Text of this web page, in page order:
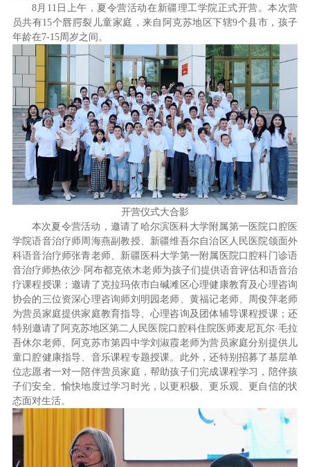
8月11日上午，夏令营活动在新疆理工学院正式开营。本次营
员共有15个唇腭裂儿童家庭，来自阿克苏地区下辖9个县市，孩子
年龄在7-15周岁之间。
开营仪式大合影
本次夏令营活动，邀请了哈尔滨医科大学附属第一医院口腔医
学院语音治疗师周海燕副教授、新疆维吾尔自治区人民医院颌面外
科语音治疗师张青老师、新疆医科大学第一附属医院口腔科门诊语
音治疗师热依沙·阿布都克依木老师为孩子们提供语音评估和语音治
疗课程授课；邀请了克拉玛依市白碱滩区心理健康教育及心理咨询
协会的三位资深心理咨询师刘明园老师、黄福记老师、周俊萍老师
为营员家庭提供家庭教育指导、心理咨询及团体辅导课程授课；还
特别邀请了阿克苏地区第二人民医院口腔科住院医师麦尼瓦尔·毛拉
吾休尔老师、阿克苏市第四中学刘淑霞老师为营员家庭分别提供儿
童口腔健康指导、音乐课程专题授课。此外，还特别招募了基层单
位志愿者一对一陪伴营员家庭，帮助孩子们完成课程学习，陪伴孩
子们安全、愉快地度过学习时光，以更积极、更乐观、更自信的状
态面对生活。